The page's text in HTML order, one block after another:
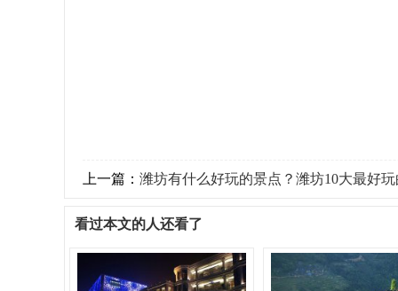
上一篇： 潍坊有什么好玩的景点？潍坊10大最好
看过本文的人还看了